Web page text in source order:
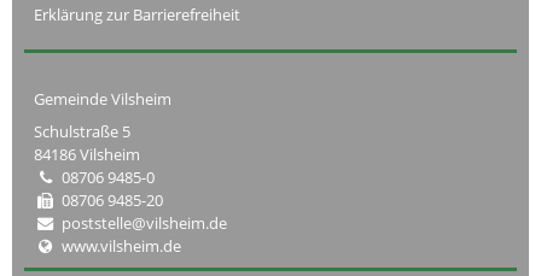
Erklärung zur Barrierefreiheit
Gemeinde Vilsheim
Schulstraße 5
84186 Vilsheim
08706 9485-0
08706 9485-20
poststelle@vilsheim.de
www.vilsheim.de